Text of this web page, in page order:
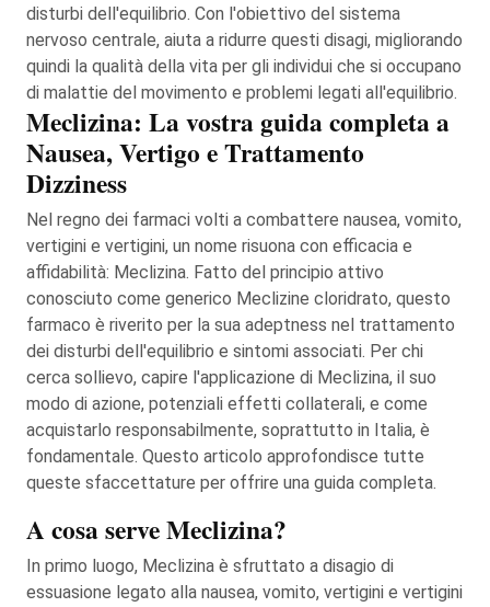
disturbi dell'equilibrio. Con l'obiettivo del sistema
nervoso centrale, aiuta a ridurre questi disagi, migliorando
quindi la qualità della vita per gli individui che si occupano
di malattie del movimento e problemi legati all'equilibrio.
Meclizina: La vostra guida completa a
Nausea, Vertigo e Trattamento
Dizziness
Nel regno dei farmaci volti a combattere nausea, vomito,
vertigini e vertigini, un nome risuona con efficacia e
affidabilità: Meclizina. Fatto del principio attivo
conosciuto come generico Meclizine cloridrato, questo
farmaco è riverito per la sua adeptness nel trattamento
dei disturbi dell'equilibrio e sintomi associati. Per chi
cerca sollievo, capire l'applicazione di Meclizina, il suo
modo di azione, potenziali effetti collaterali, e come
acquistarlo responsabilmente, soprattutto in Italia, è
fondamentale. Questo articolo approfondisce tutte
queste sfaccettature per offrire una guida completa.
A cosa serve Meclizina?
In primo luogo, Meclizina è sfruttato a disagio di
essuasione legato alla nausea, vomito, vertigini e vertigini